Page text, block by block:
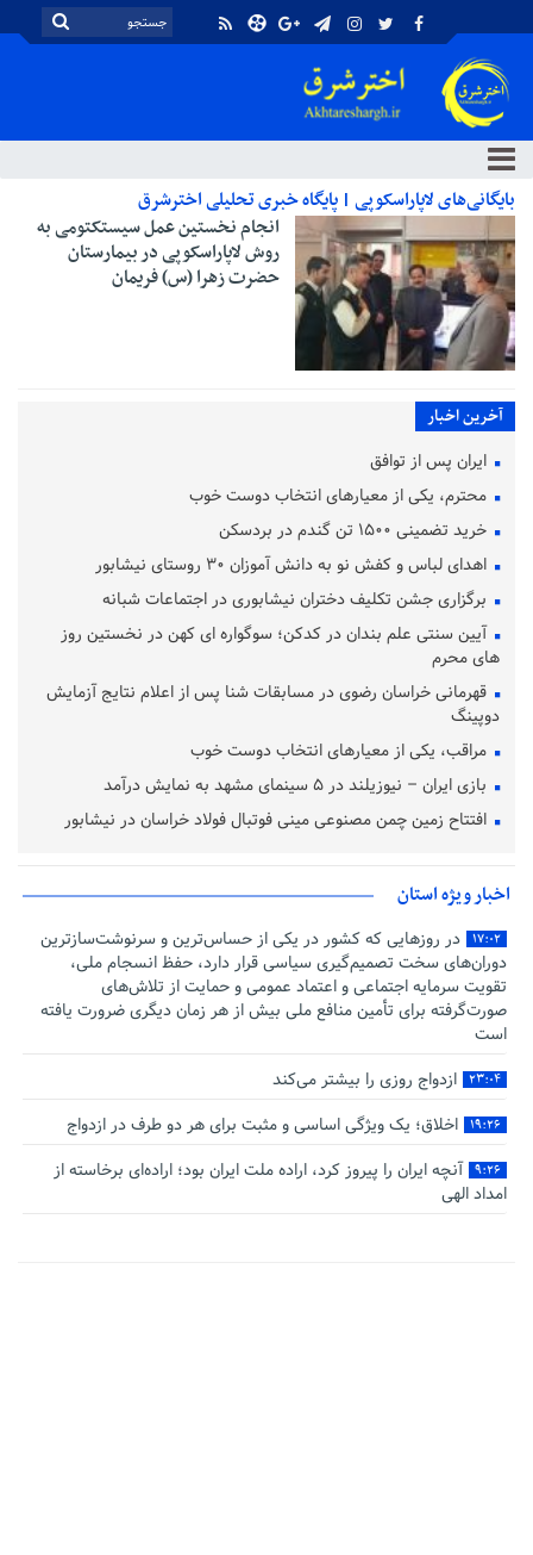
بایگانی‌های لاپاراسکوپی | پایگاه خبری تحلیلی اخترشرق
انجام نخستین عمل سیستکتومی به
روش لاپاراسکوپی در بیمارستان
حضرت زهرا (س) فریمان
آخرین اخبار
ایران پس از توافق
محترم، یکی از معیارهای انتخاب دوست خوب
خرید تضمینی ۱۵۰۰ تن گندم در بردسکن
اهدای لباس و کفش نو به دانش آموزان ۳۰ روستای نیشابور
برگزاری جشن تکلیف دختران نیشابوری در اجتماعات شبانه
آیین سنتی علم‌ بندان در کدکن؛ سوگواره‌ ای کهن در نخستین روز
های محرم
قهرمانی خراسان رضوی در مسابقات شنا پس از اعلام نتایج آزمایش
دوپینگ
مراقب، یکی از معیارهای انتخاب دوست خوب
بازی ایران – نیوزیلند در ۵ سینمای مشهد به نمایش درآمد
افتتاح زمین چمن مصنوعی مینی فوتبال فولاد خراسان در نیشابور
اخبار ویژه استان
۱۷:۰۲
در روزهایی که کشور در یکی از حساس‌ترین و سرنوشت‌سازترین
دوران‌های سخت تصمیم‌گیری سیاسی قرار دارد، حفظ انسجام ملی،
تقویت سرمایه اجتماعی و اعتماد عمومی و حمایت از تلاش‌های
صورت‌گرفته برای تأمین منافع ملی بیش از هر زمان دیگری ضرورت یافته
است
۲۳:۰۴ ازدواج روزی را بیشتر می‌کند
۱۹:۲۶ اخلاق؛ یک ویژگی اساسی و مثبت برای هر دو طرف در ازدواج
۹:۲۶
آنچه ایران را پیروز کرد، اراده ملت ایران بود؛ اراده‌ای برخاسته از
امداد الهی